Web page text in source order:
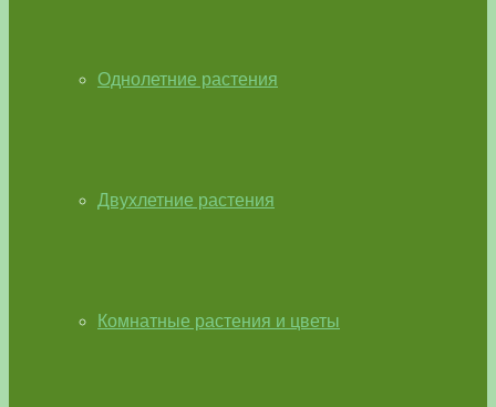
Однолетние растения
Двухлетние растения
Комнатные растения и цветы